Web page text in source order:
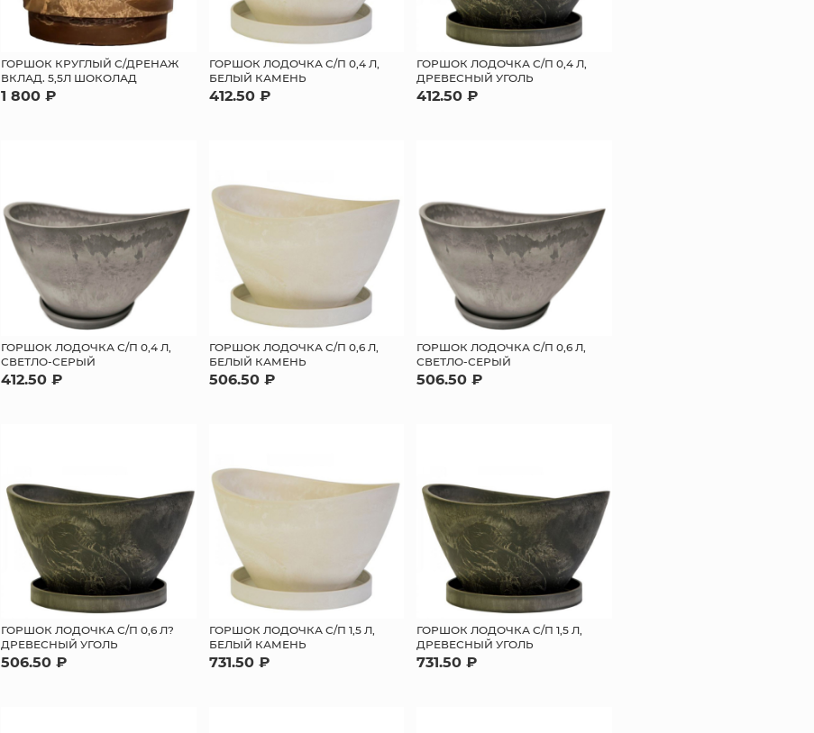
ГОРШОК КРУГЛЫЙ С/ДРЕНАЖ
ВКЛАД. 5,5Л ШОКОЛАД
1 800 ₽
ГОРШОК ЛОДОЧКА С/П 0,4 Л,
БЕЛЫЙ КАМЕНЬ
412.50 ₽
ГОРШОК ЛОДОЧКА С/П 0,4 Л,
ДРЕВЕСНЫЙ УГОЛЬ
412.50 ₽
ГОРШОК ЛОДОЧКА С/П 0,4 Л,
СВЕТЛО-СЕРЫЙ
412.50 ₽
ГОРШОК ЛОДОЧКА С/П 0,6 Л,
БЕЛЫЙ КАМЕНЬ
506.50 ₽
ГОРШОК ЛОДОЧКА С/П 0,6 Л,
СВЕТЛО-СЕРЫЙ
506.50 ₽
ГОРШОК ЛОДОЧКА С/П 0,6 Л?
ДРЕВЕСНЫЙ УГОЛЬ
506.50 ₽
ГОРШОК ЛОДОЧКА С/П 1,5 Л,
БЕЛЫЙ КАМЕНЬ
731.50 ₽
ГОРШОК ЛОДОЧКА С/П 1,5 Л,
ДРЕВЕСНЫЙ УГОЛЬ
731.50 ₽